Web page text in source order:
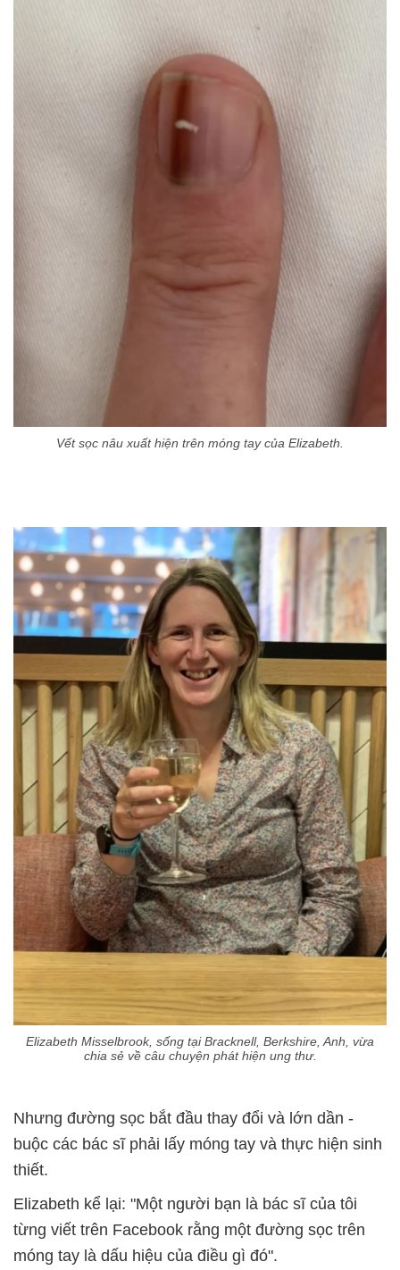
Vết sọc nâu xuất hiện trên móng tay của Elizabeth.
Elizabeth Misselbrook, sống tại Bracknell, Berkshire, Anh, vừa
chia sẻ về câu chuyện phát hiện ung thư.
Nhưng đường sọc bắt đầu thay đổi và lớn dần -
buộc các bác sĩ phải lấy móng tay và thực hiện sinh
thiết.
Elizabeth kể lại: "Một người bạn là bác sĩ của tôi
từng viết trên Facebook rằng một đường sọc trên
móng tay là dấu hiệu của điều gì đó".